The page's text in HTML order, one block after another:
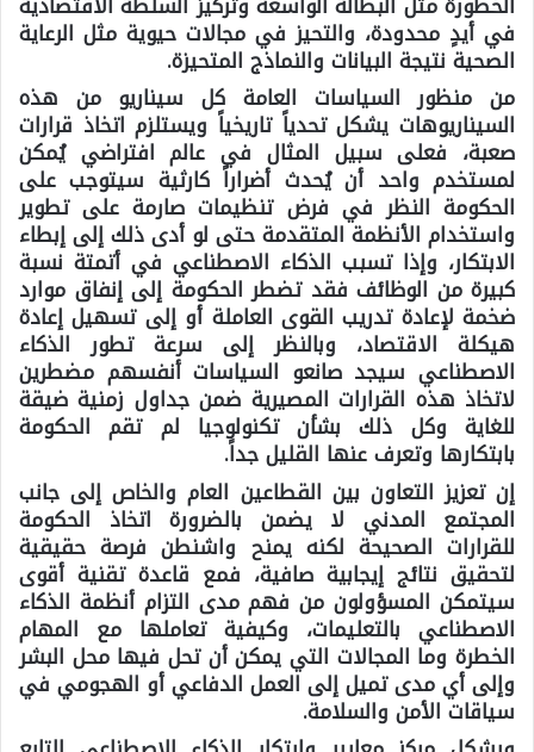
في أيدٍ محدودة، والتحيز في مجالات حيوية مثل الرعاية
الصحية نتيجة البيانات والنماذج المتحيزة.
من منظور السياسات العامة كل سيناريو من هذه
السيناريوهات يشكل تحدياً تاريخياً ويستلزم اتخاذ قرارات
صعبة، فعلى سبيل المثال في عالم افتراضي يُمكن
لمستخدم واحد أن يُحدث أضراراً كارثية سيتوجب على
الحكومة النظر في فرض تنظيمات صارمة على تطوير
واستخدام الأنظمة المتقدمة حتى لو أدى ذلك إلى إبطاء
الابتكار، وإذا تسبب الذكاء الاصطناعي في أتمتة نسبة
كبيرة من الوظائف فقد تضطر الحكومة إلى إنفاق موارد
ضخمة لإعادة تدريب القوى العاملة أو إلى تسهيل إعادة
هيكلة الاقتصاد، وبالنظر إلى سرعة تطور الذكاء
الاصطناعي سيجد صانعو السياسات أنفسهم مضطرين
لاتخاذ هذه القرارات المصيرية ضمن جداول زمنية ضيقة
للغاية وكل ذلك بشأن تكنولوجيا لم تقم الحكومة
بابتكارها وتعرف عنها القليل جداً.
إن تعزيز التعاون بين القطاعين العام والخاص إلى جانب
المجتمع المدني لا يضمن بالضرورة اتخاذ الحكومة
للقرارات الصحيحة لكنه يمنح واشنطن فرصة حقيقية
لتحقيق نتائج إيجابية صافية، فمع قاعدة تقنية أقوى
سيتمكن المسؤولون من فهم مدى التزام أنظمة الذكاء
الاصطناعي بالتعليمات، وكيفية تعاملها مع المهام
الخطرة وما المجالات التي يمكن أن تحل فيها محل البشر
وإلى أي مدى تميل إلى العمل الدفاعي أو الهجومي في
سياقات الأمن والسلامة.